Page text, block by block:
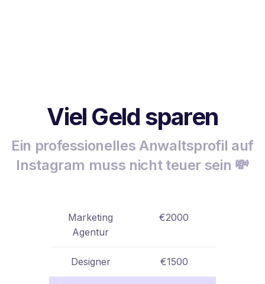
Viel Geld sparen
Ein professionelles Anwaltsprofil auf
Instagram muss nicht teuer sein 💸
Marketing
Agentur
€2000
Designer €1500